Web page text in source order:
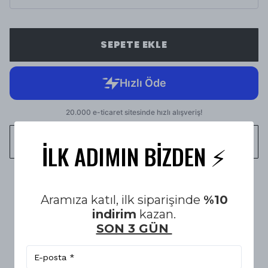
SEPETE EKLE
WHATSAPP
14 Gün KOŞULSUZ İADE & DEĞİŞİM
İLK ADIMIN BİZDEN ⚡️
Aramıza katıl, ilk siparişinde %10
indirim kazan.
SON 3 GÜN